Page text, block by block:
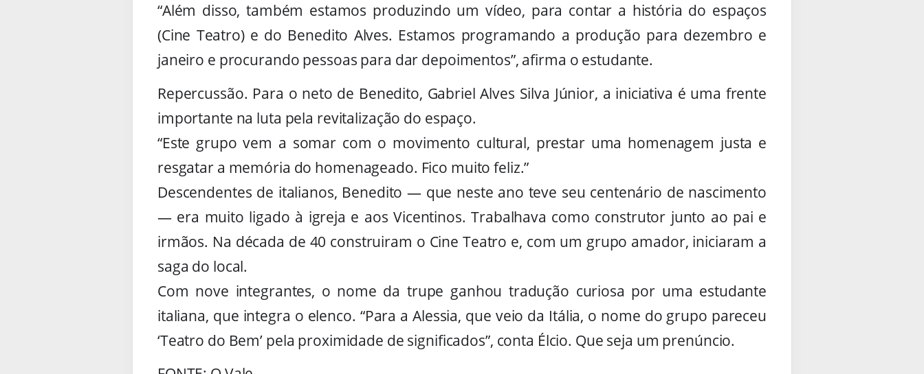
“Além disso, também estamos produzindo um vídeo, para contar a história do espaços
(Cine Teatro) e do Benedito Alves. Estamos programando a produção para dezembro e
janeiro e procurando pessoas para dar depoimentos”, afirma o estudante.
Repercussão. Para o neto de Benedito, Gabriel Alves Silva Júnior, a iniciativa é uma frente
importante na luta pela revitalização do espaço.
“Este grupo vem a somar com o movimento cultural, prestar uma homenagem justa e
resgatar a memória do homenageado. Fico muito feliz.”
Descendentes de italianos, Benedito — que neste ano teve seu centenário de nascimento
— era muito ligado à igreja e aos Vicentinos. Trabalhava como construtor junto ao pai e
irmãos. Na década de 40 construiram o Cine Teatro e, com um grupo amador, iniciaram a
saga do local.
Com nove integrantes, o nome da trupe ganhou tradução curiosa por uma estudante
italiana, que integra o elenco. “Para a Alessia, que veio da Itália, o nome do grupo pareceu
‘Teatro do Bem’ pela proximidade de significados”, conta Élcio. Que seja um prenúncio.